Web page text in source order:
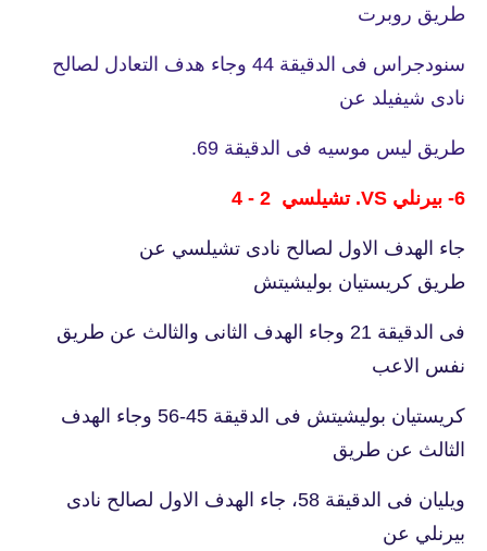
طريق روبرت
سنودجراس فى الدقيقة 44 وجاء هدف التعادل لصالح
نادى شيفيلد عن
طريق ليس موسيه فى الدقيقة 69.
6- بيرنلي VS. تشيلسي 2 - 4
جاء الهدف الاول لصالح نادى تشيلسي عن
طريق كريستيان بوليشيتش
فى الدقيقة 21 وجاء الهدف الثانى والثالث عن طريق
نفس الاعب
كريستيان بوليشيتش فى الدقيقة 45-56 وجاء الهدف
الثالث عن طريق
ويليان فى الدقيقة 58، جاء الهدف الاول لصالح نادى
بيرنلي عن